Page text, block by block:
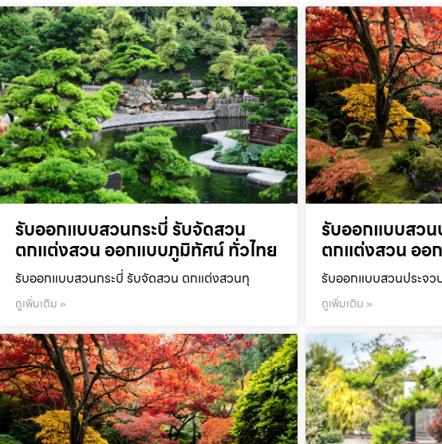
รับออกแบบสวนกระบี่ รับจัดสวน
ตกแต่งสวน ออกแบบภูมิทัศน์ ทั่วไทย
รับออกแบบสวนกระบี่ รับจัดสวน ตกแต่งสวนทุ
ดูเพิ่มเติม »
รับออกแบบสวน
ตกแต่งสวน ออ
รับออกแบบสวนประจ
ดูเพิ่มเติม »